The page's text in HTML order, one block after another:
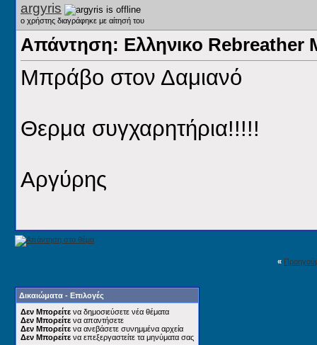
argyris
ο χρήστης διαγράφηκε με αίτησή του
Απάντηση: Ελληνικο Rebreather
Μπράβο στον Δαμιανό
Θερμα συγχαρητήρια!!!!!
Αργύρης
«
Δικαιώματα - Επιλογές
Δεν Μπορείτε να δημοσιεύσετε νέα θέματα
Δεν Μπορείτε να απαντήσετε
Δεν Μπορείτε να ανεβάσετε συνημμένα αρχεία
Δεν Μπορείτε να επεξεργαστείτε τα μηνύματα σας